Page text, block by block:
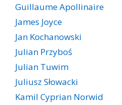
Guillaume Apollinaire
James Joyce
Jan Kochanowski
Julian Przyboś
Julian Tuwim
Juliusz Słowacki
Kamil Cyprian Norwid